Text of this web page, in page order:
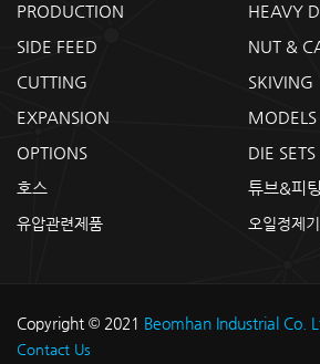
PRODUCTION
HEAVY
SIDE FEED
NUT &
CUTTING
SKIVING
EXPANSION
MODELS
OPTIONS
DIE SETS
호스
튜브&피팅
유압관련제품 오일정제
Copyright © 2021 Beomhan Industrial Co.
Contact Us